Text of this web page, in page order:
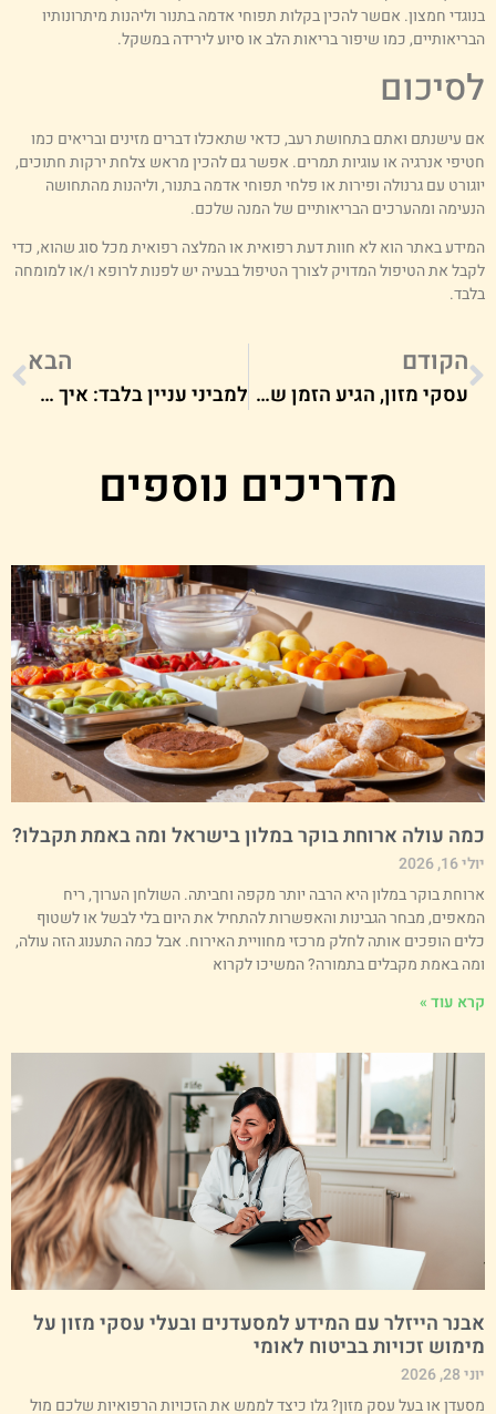
חמצון. אםשר להכין בקלות תפוחי אדמה בתנור וליהנות מיתרונותיו
כמו שיפור בריאות הלב או סיוע לירידה במשקל.
עישנתם ואתם בתחושת רעב, כדאי שתאכלו דברים מזינים ובריאים כמו
אנרגיה או עוגיות תמרים. אפשר גם להכין מראש צלחת ירקות חתוכים,
עם גרנולה ופירות או פלחי תפוחי אדמה בתנור, וליהנות מהתחושה
ומהערכים הבריאותיים של המנה שלכם.
באתר הוא לא חוות דעת רפואית או המלצה רפואית מכל סוג שהוא, כדי
את הטיפול המדויק לצורך הטיפול בבעיה יש לפנות לרופא ו/או למומחה
הקודם
עסקי מזון, הגיע הזמן שתתייעלו עם חברת משלוחים מקצועית ואמינה!
הבא
למביני עניין בלבד: איך הפך הוויסקי לאחד המשקאות החריפים הפופולריים בעולם?
מדריכים נוספים
עולה ארוחת בוקר במלון בישראל ומה באמת תקבלו?
16, 2026
בוקר במלון היא הרבה יותר מקפה וחביתה. השולחן הערוך, ריח
מבחר הגבינות והאפשרות להתחיל את היום בלי לבשל או לשטוף
הופכים אותה לחלק מרכזי מחוויית האירוח. אבל כמה התענוג הזה עולה,
באמת מקבלים בתמורה? המשיכו לקרוא
עוד »
הייזלר עם המידע למסעדנים ובעלי עסקי מזון על
זכויות בביטוח לאומי
28, 2026
או בעל עסק מזון? גלו כיצד לממש את הזכויות הרפואיות שלכם מול